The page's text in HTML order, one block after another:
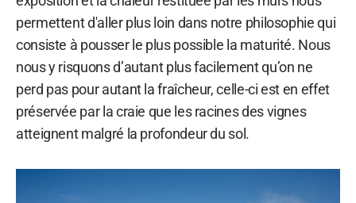
permettent d'aller plus loin dans notre philosophie qui
consiste à pousser le plus possible la maturité. Nous
nous y risquons d’autant plus facilement qu’on ne
perd pas pour autant la fraîcheur, celle-ci est en effet
préservée par la craie que les racines des vignes
atteignent malgré la profondeur du sol.